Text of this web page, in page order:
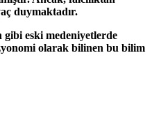
duymaktadır.
eski medeniyetlerde
olarak bilinen bu bilim